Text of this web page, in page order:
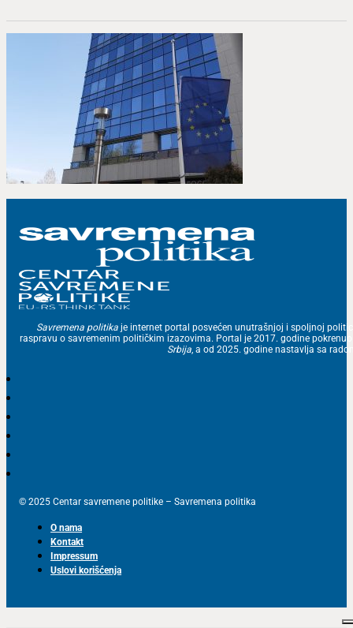
Savremena politika je internet portal posvećen unutrašnjoj i spoljnoj
raspravu o savremenim političkim izazovima. Portal je 2017. godine
Srbija, a od 2025. godine nastavlja sa
© 2025 Centar savremene politike – Savremena politika
O nama
Kontakt
Impressum
Uslovi korišćenja